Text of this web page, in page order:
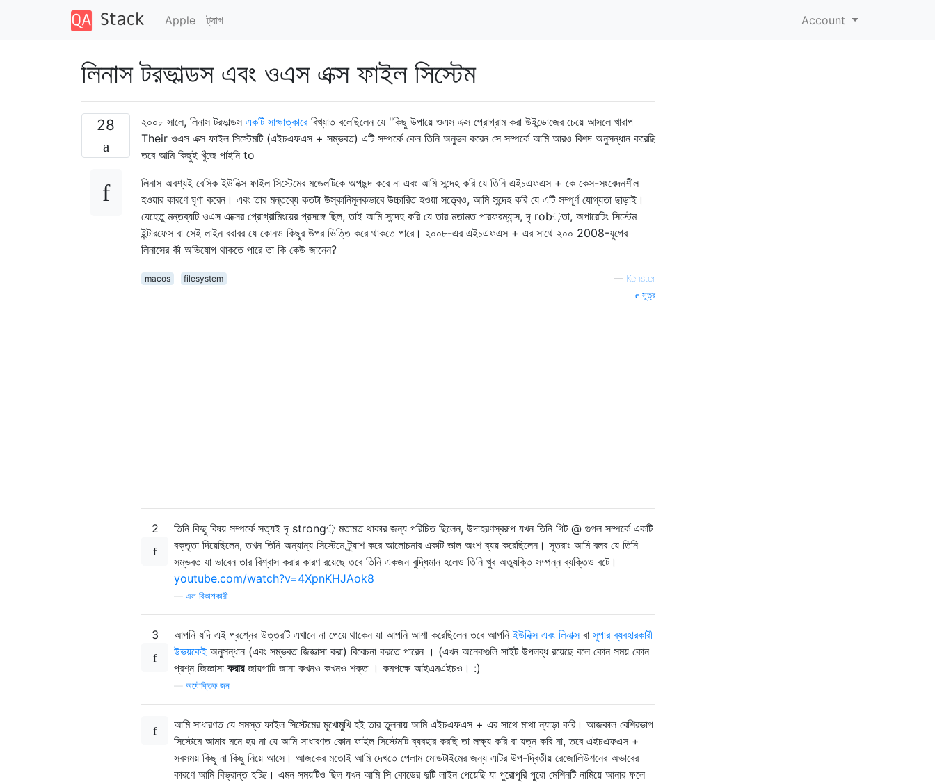
Apple ট্যাগ Account
লিনাস টরভাল্ডস এবং ওএস এক্স ফাইল সিস্টেম
28 ২০০৮ সালে, লিনাস টরভাল্ডস একটি সাক্ষাত্কারেবিখ্যাত বলেছিলেন যে "কিছু উপায়ে ওএস এক্স প্রোগ্রাম করা উইন্ডোজের চেয়ে আসলে খারাপ
Their ওএস এক্স ফাইল সিস্টেমটি (এইচএফএস + সম্ভবত) এটি সম্পর্কে কেন তিনি অনুভব করেন সে সম্পর্কে আমি আরও বিশদ অনুসন্ধান করেছি
তবে আমি কিছুই খুঁজে পাইনি to
লিনাস অবশ্যই বেসিক ইউনিক্স ফাইল সিস্টেমের মডেলটিকে অপছন্দ করে না এবং আমি সন্দেহ করি যে তিনি এইচএফএস + কে কেস-সংবেদনশীল
হওয়ার কারণে ঘৃণা করেন। এবং তার মন্তব্যে কতটা উস্কানিমূলকভাবে উচ্চারিত হওয়া সত্ত্বেও, আমি সন্দেহ করি যে এটি সম্পূর্ণ যোগ্যতা ছাড়াই।
যেহেতু মন্তব্যটি ওএস এক্সের প্রোগ্রামিংয়ের প্রসঙ্গে ছিল, তাই আমি সন্দেহ করি যে তার মতামত পারফরম্যান্স, দৃ rob়তা, অপারেটিং সিস্টেম
ইন্টারফেস বা সেই লাইন বরাবর যে কোনও কিছুর উপর ভিত্তি করে থাকতে পারে। ২০০৮-এর এইচএফএস + এর সাথে ২০০ 2008-যুগের
লিনাসের কী অভিযোগ থাকতে পারে তা কি কেউ জানেন?
macos filesystem — Kenster
সূত্র
2
তিনি কিছু বিষয় সম্পর্কে সত্যই দৃ strong় মতামত থাকার জন্য পরিচিত ছিলেন, উদাহরণস্বরূপ যখন তিনি গিট @ গুগল সম্পর্কে একটি
বক্তৃতা দিয়েছিলেন, তখন তিনি অন্যান্য সিস্টেমে ট্র্যাশ করে আলোচনার একটি ভাল অংশ ব্যয় করেছিলেন। সুতরাং আমি বলব যে তিনি
সম্ভবত যা ভাবেন তার বিশ্বাস করার কারণ রয়েছে তবে তিনি একজন বুদ্ধিমান হলেও তিনি খুব অত্যুক্তি সম্পন্ন ব্যক্তিও বটে।
youtube.com/watch?v=4XpnKHJAok8
এল বিকাশকারী
3 আপনি যদি এই প্রশ্নের উত্তরটি এখানে না পেয়ে থাকেন যা আপনি আশা করেছিলেন তবে আপনিইউনিক্স এবং লিনাক্সবা সুপার ব্যবহারকারী
উভয়কেই অনুসন্ধান (এবং সম্ভবত জিজ্ঞাসা করা) বিবেচনা করতে পারেন । (এখন অনেকগুলি সাইট উপলব্ধ রয়েছে বলে কোন সময় কোন
প্রশ্ন জিজ্ঞাসা করারজায়গাটি জানা কখনও কখনও শক্ত । কমপক্ষে আইএমএইচও। :)
অযৌক্তিক জন
আমি সাধারণত যে সমস্ত ফাইল সিস্টেমের মুখোমুখি হই তার তুলনায় আমি এইচএফএস + এর সাথে মাথা ন্যাড়া করি। আজকাল বেশিরভাগ
সিস্টেমে আমার মনে হয় না যে আমি সাধারণত কোন ফাইল সিস্টেমটি ব্যবহার করছি তা লক্ষ্য করি বা যত্ন করি না, তবে এইচএফএস +
সবসময় কিছু না কিছু নিয়ে আসে। আজকের মতোই আমি দেখতে পেলাম মোডটাইমের জন্য এটির উপ-দ্বিতীয় রেজোলিউশনের অভাবের
কারণে আমি বিভ্রান্ত হচ্ছি। এমন সময়টিও ছিল যখন আমি সি কোডের দুটি লাইন পেয়েছি যা পুরোপুরি পুরো মেশিনটি নামিয়ে আনার ফলে